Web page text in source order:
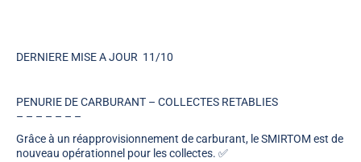
DERNIERE MISE A JOUR 11/10
PENURIE DE CARBURANT – COLLECTES RETABLIES
– – – – – – –
Grâce à un réapprovisionnement de carburant, le SMIRTOM est de
nouveau opérationnel pour les collectes. ✅